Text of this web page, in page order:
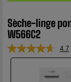
Sèche-linge
W566C2
4.7